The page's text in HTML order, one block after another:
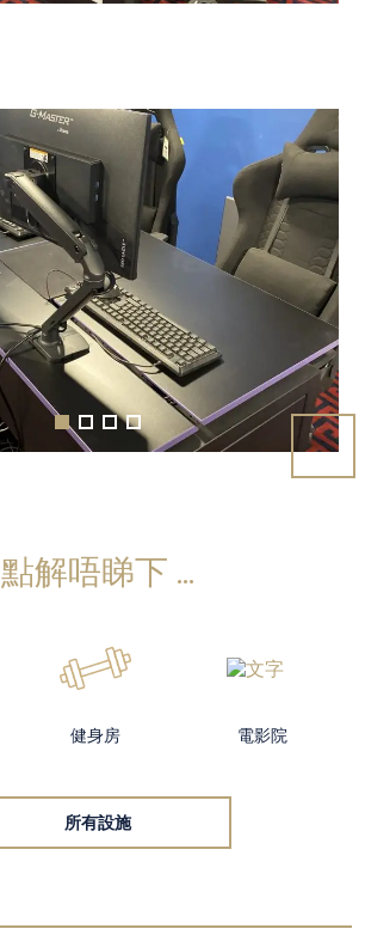
點解唔睇下 ...
健身房 電影院
所有設施